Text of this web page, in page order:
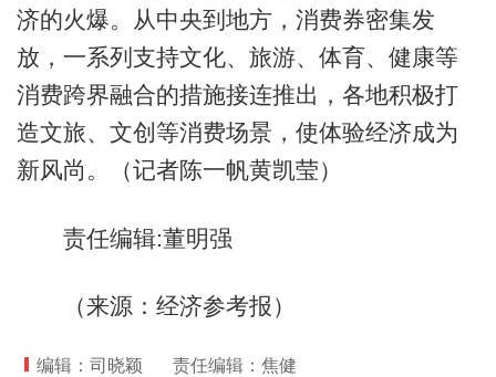
济的火爆。从中央到地方，消费券密集发
放，一系列支持文化、旅游、体育、健康等
消费跨界融合的措施接连推出，各地积极打
造文旅、文创等消费场景，使体验经济成为
新风尚。（记者陈一帆黄凯莹）
责任编辑:董明强
（来源：经济参考报）
编辑：司晓颖 责任编辑：焦健